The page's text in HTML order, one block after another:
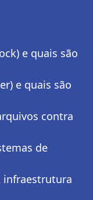
e quais são
e quais são
contra
de
infraestrutura